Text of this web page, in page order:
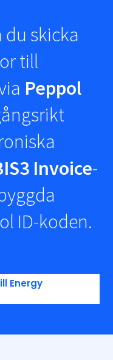
du skicka
till
Peppol
Invoice-
ID-koden.
Energy